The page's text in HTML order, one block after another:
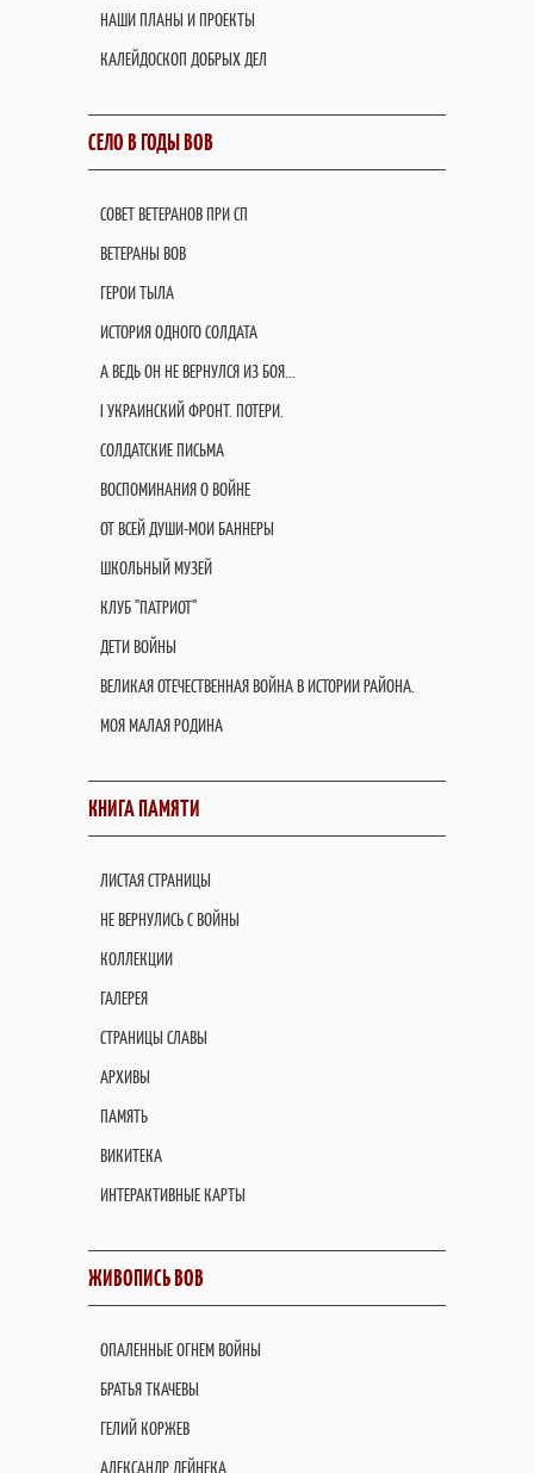
НАШИ ПЛАНЫ И ПРОЕКТЫ
КАЛЕЙДОСКОП ДОБРЫХ ДЕЛ
СЕЛО В ГОДЫ ВОВ
СОВЕТ ВЕТЕРАНОВ ПРИ СП
ВЕТЕРАНЫ ВОВ
ГЕРОИ ТЫЛА
ИСТОРИЯ ОДНОГО СОЛДАТА
А ВЕДЬ ОН НЕ ВЕРНУЛСЯ ИЗ БОЯ...
I УКРАИНСКИЙ ФРОНТ. ПОТЕРИ.
СОЛДАТСКИЕ ПИСЬМА
ВОСПОМИНАНИЯ О ВОЙНЕ
ОТ ВСЕЙ ДУШИ-МОИ БАННЕРЫ
ШКОЛЬНЫЙ МУЗЕЙ
КЛУБ "ПАТРИОТ"
ДЕТИ ВОЙНЫ
ВЕЛИКАЯ ОТЕЧЕСТВЕННАЯ ВОЙНА В ИСТОРИИ РАЙОНА.
МОЯ МАЛАЯ РОДИНА
КНИГА ПАМЯТИ
ЛИСТАЯ СТРАНИЦЫ
НЕ ВЕРНУЛИСЬ С ВОЙНЫ
КОЛЛЕКЦИИ
ГАЛЕРЕЯ
СТРАНИЦЫ СЛАВЫ
АРХИВЫ
ПАМЯТЬ
ВИКИТЕКА
ИНТЕРАКТИВНЫЕ КАРТЫ
ЖИВОПИСЬ ВОВ
ОПАЛЕННЫЕ ОГНЕМ ВОЙНЫ
БРАТЬЯ ТКАЧЕВЫ
ГЕЛИЙ КОРЖЕВ
АЛЕКСАНДР ДЕЙНЕКА